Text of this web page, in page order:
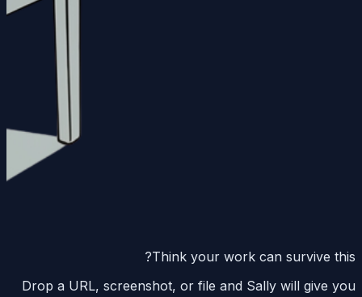
Think your work can survive this?
Drop a URL, screenshot, or file and Sally will give you